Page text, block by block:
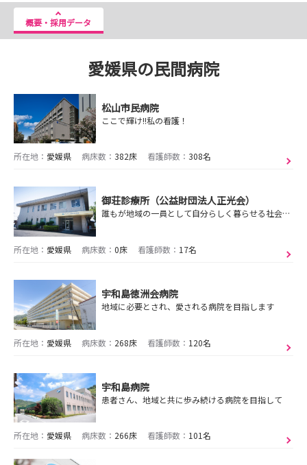
概要・採用データ
愛媛県の民間病院
松山市民病院
ここで輝け!!私の看護！
所在地： 愛媛県 病床数： 382床 看護師数： 308名
御荘診療所（公益財団法人正光会）
誰もが地域の一員として自分らしく暮らせる社会づくりを目指して
所在地： 愛媛県 病床数： 0床 看護師数： 17名
宇和島徳洲会病院
地域に必要とされ、愛される病院を目指します
所在地： 愛媛県 病床数： 268床 看護師数： 120名
宇和島病院
患者さん、地域と共に歩み続ける病院を目指して
所在地： 愛媛県 病床数： 266床 看護師数： 101名